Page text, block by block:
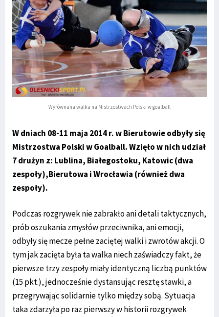
Wyrównana walka na Mistrzostwach Polski w goalball
W dniach 08-11 maja 2014 r. w Bierutowie odbyły się
Mistrzostwa Polski w Goalball. Wzięło w nich udział
7 drużyn z: Lublina, Białegostoku, Katowic (dwa
zespoły),Bierutowa i Wrocławia (również dwa
zespoły).
Podczas rozgrywek nie zabrakło ani detali taktycznych,
prób oszukania zmysłów przeciwnika, ani emocji,
odbyły się mecze pełne zaciętej walki i zwrotów akcji. O
tym jak zacięta była ta walka niech zaświadczy fakt, że
pierwsze trzy zespoły miały identyczną liczbą punktów
(15 pkt.), jednocześnie dystansując resztę stawki, a
przegrywając solidarnie tylko między sobą. Sytuacja
taka zdarzyła po raz pierwszy w historii rozgrywek